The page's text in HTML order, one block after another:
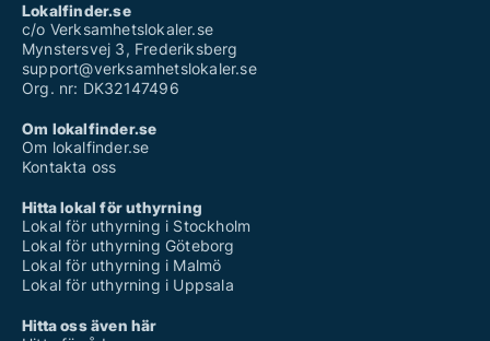
Lokalfinder.se
c/o Verksamhetslokaler.se
Mynstersvej 3, Frederiksberg
support@verksamhetslokaler.se
Org. nr: DK32147496
Om lokalfinder.se
Om lokalfinder.se
Kontakta oss
Hitta lokal för uthyrning
Lokal för uthyrning i Stockholm
Lokal för uthyrning Göteborg
Lokal för uthyrning i Malmö
Lokal för uthyrning i Uppsala
Hitta oss även här